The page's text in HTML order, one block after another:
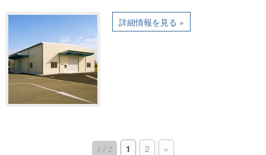
詳細情報を見る »
1 / 2 1 2 »